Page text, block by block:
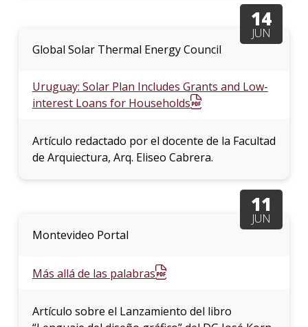
14
JUN
Global Solar Thermal Energy Council
Uruguay: Solar Plan Includes Grants and Low-
interest Loans for Households
Artículo redactado por el docente de la Facultad
de Arquiectura, Arq. Eliseo Cabrera.
11
JUN
Montevideo Portal
Más allá de las palabras
Artículo sobre el Lanzamiento del libro